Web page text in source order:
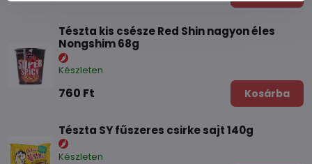
Tészta kis csésze Red Shin nagyon éles
Nongshim 68g
Készleten
760 Ft Kosárba
Tészta SY fűszeres csirke sajt 140g
Készleten